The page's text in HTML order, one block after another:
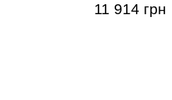
11 914 грн